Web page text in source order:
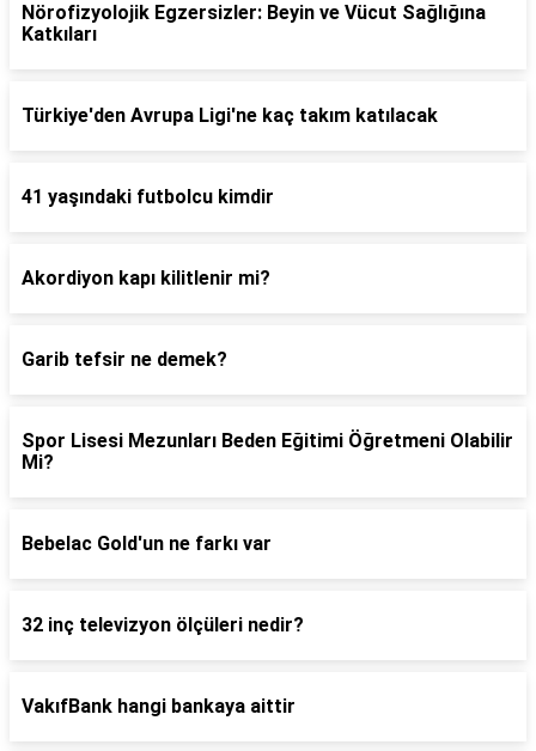
Nörofizyolojik Egzersizler: Beyin ve Vücut Sağlığına
Katkıları
Türkiye'den Avrupa Ligi'ne kaç takım katılacak
41 yaşındaki futbolcu kimdir
Akordiyon kapı kilitlenir mi?
Garib tefsir ne demek?
Spor Lisesi Mezunları Beden Eğitimi Öğretmeni Olabilir
Mi?
Bebelac Gold'un ne farkı var
32 inç televizyon ölçüleri nedir?
VakıfBank hangi bankaya aittir